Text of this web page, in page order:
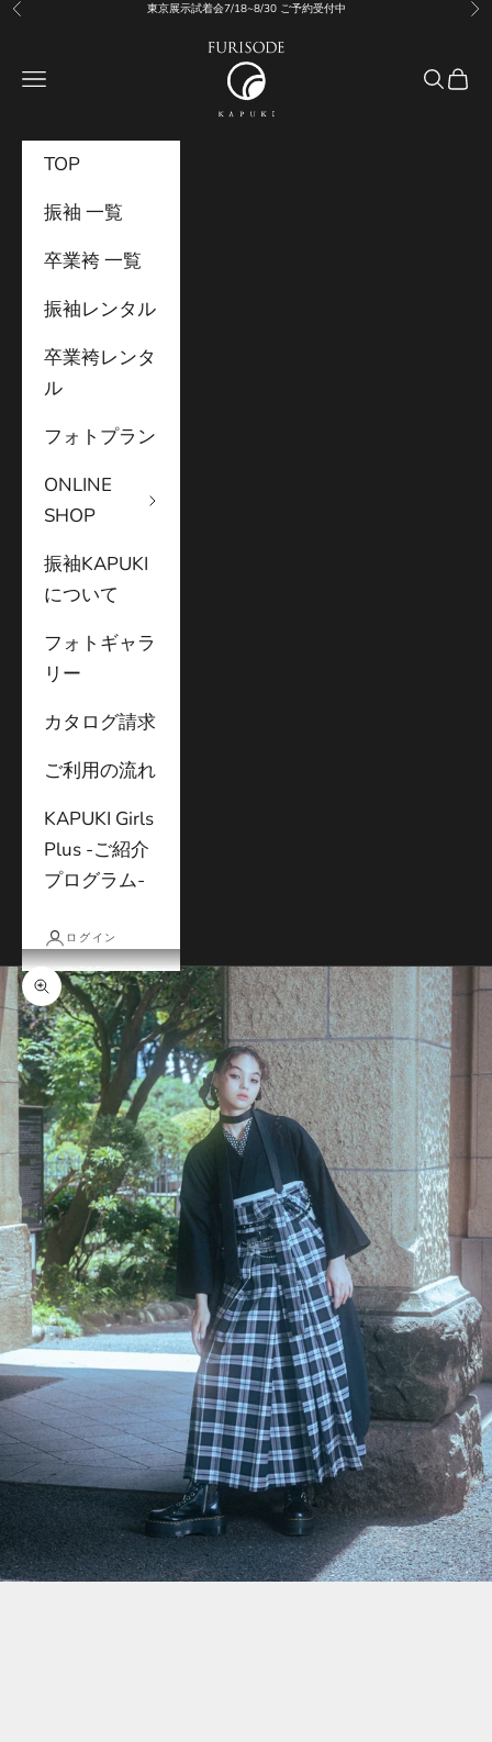
コンテンツへスキップ
前へ 東京展示試着会7/18~8/30 ご予約受付中 次
振袖KAPUKI
メニュー
検索カー
TOP
振袖 一覧
卒業袴 一覧
振袖レンタル
卒業袴レンタ
ル
フォトプラン
ONLINE
SHOP
振袖KAPUKI
について
フォトギャラ
リー
カタログ請求
ご利用の流れ
KAPUKI Girls
Plus -ご紹介
プログラム-
ログイン
ズームイン